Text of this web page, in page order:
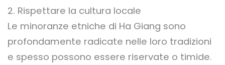
2. Rispettare la cultura locale
Le minoranze etniche di Ha Giang sono
profondamente radicate nelle loro tradizioni
e spesso possono essere riservate o timide.